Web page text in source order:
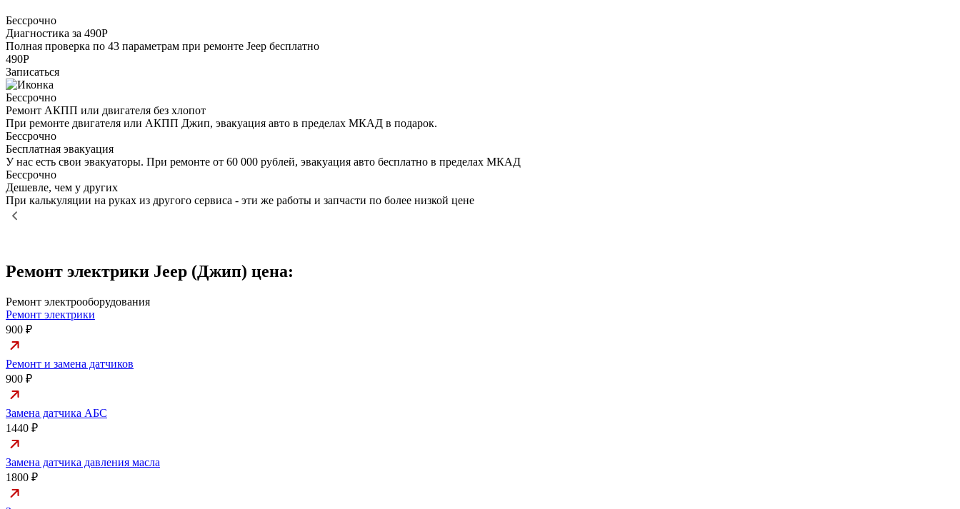
Бессрочно
Диагностика за 490Р
Полная проверка по 43 параметрам при ремонте Jeep бесплатно
490Р
Записаться
Бессрочно
Ремонт АКПП или двигателя без хлопот
При ремонте двигателя или АКПП Джип, эвакуация авто в пределах МКАД в подарок.
Бессрочно
Бесплатная эвакуация
У нас есть свои эвакуаторы. При ремонте от 60 000 рублей, эвакуация авто бесплатно в пределах МКАД
Бессрочно
Дешевле, чем у других
При калькуляции на руках из другого сервиса - эти же работы и запчасти по более низкой цене
Ремонт электрики Jeep (Джип) цена:
Ремонт электрооборудования
Ремонт электрики
900 ₽
Ремонт и замена датчиков
900 ₽
Замена датчика АБС
1440 ₽
Замена датчика давления масла
1800 ₽